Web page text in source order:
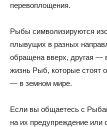
перевоплощения.
Рыбы символизируются
плывущих в разных
обращена вверх, другая —
жизнь Рыб, которые стоят
— в земном мире.
Если вы общаетесь с
на их предупреждение или